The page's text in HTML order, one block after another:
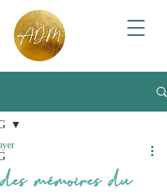
mémoires du